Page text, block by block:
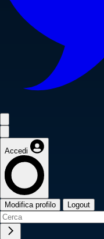
Accedi
Modifica profilo Logout